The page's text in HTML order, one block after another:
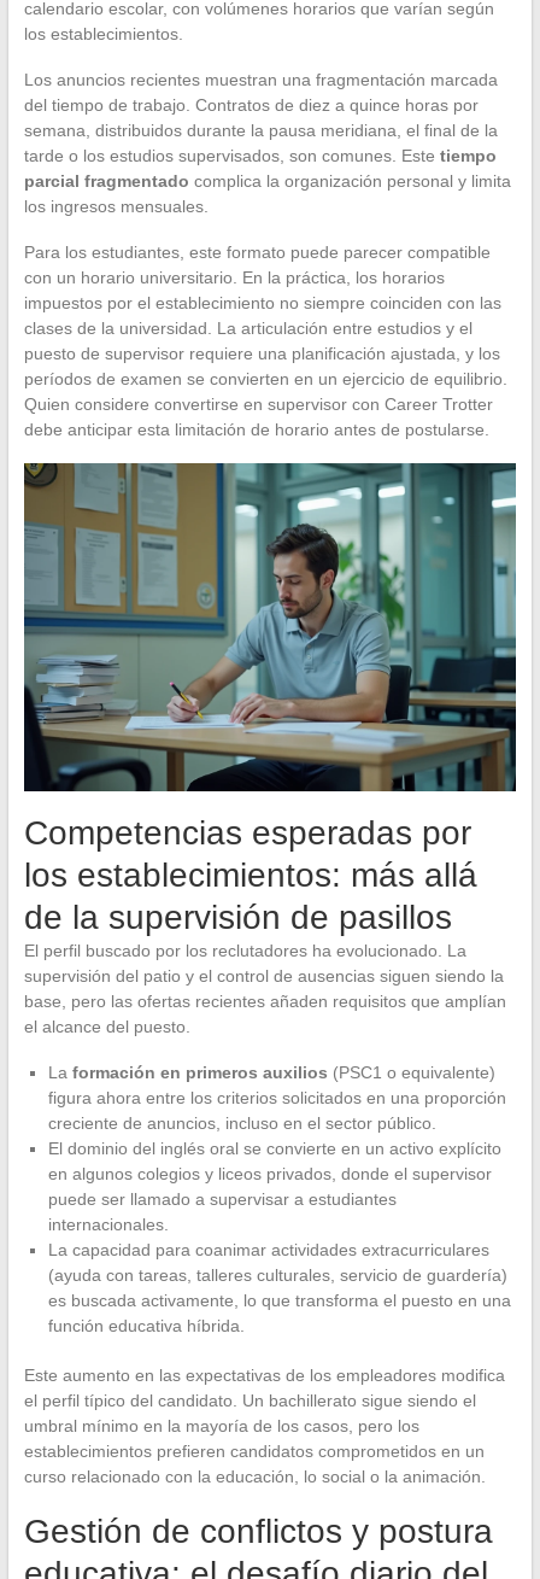
calendario escolar, con volúmenes horarios que varían según
los establecimientos.
Los anuncios recientes muestran una fragmentación marcada
del tiempo de trabajo. Contratos de diez a quince horas por
semana, distribuidos durante la pausa meridiana, el final de la
tarde o los estudios supervisados, son comunes. Este tiempo
parcial fragmentado complica la organización personal y limita
los ingresos mensuales.
Para los estudiantes, este formato puede parecer compatible
con un horario universitario. En la práctica, los horarios
impuestos por el establecimiento no siempre coinciden con las
clases de la universidad. La articulación entre estudios y el
puesto de supervisor requiere una planificación ajustada, y los
períodos de examen se convierten en un ejercicio de equilibrio.
Quien considere convertirse en supervisor con Career Trotter
debe anticipar esta limitación de horario antes de postularse.
Competencias esperadas por
los establecimientos: más allá
de la supervisión de pasillos
El perfil buscado por los reclutadores ha evolucionado. La
supervisión del patio y el control de ausencias siguen siendo la
base, pero las ofertas recientes añaden requisitos que amplían
el alcance del puesto.
La formación en primeros auxilios (PSC1 o equivalente)
figura ahora entre los criterios solicitados en una proporción
creciente de anuncios, incluso en el sector público.
El dominio del inglés oral se convierte en un activo explícito
en algunos colegios y liceos privados, donde el supervisor
puede ser llamado a supervisar a estudiantes
internacionales.
La capacidad para coanimar actividades extracurriculares
(ayuda con tareas, talleres culturales, servicio de guardería)
es buscada activamente, lo que transforma el puesto en una
función educativa híbrida.
Este aumento en las expectativas de los empleadores modifica
el perfil típico del candidato. Un bachillerato sigue siendo el
umbral mínimo en la mayoría de los casos, pero los
establecimientos prefieren candidatos comprometidos en un
curso relacionado con la educación, lo social o la animación.
Gestión de conflictos y postura